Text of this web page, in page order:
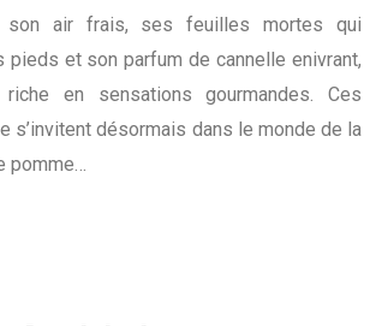
son air frais, ses feuilles mortes qui
pieds et son parfum de cannelle enivrant,
en sensations gourmandes. Ces
s’invitent désormais dans le monde de la
pomme…